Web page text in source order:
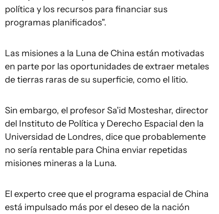
política y los recursos para financiar sus
programas planificados".
Las misiones a la Luna de China están motivadas
en parte por las oportunidades de extraer metales
de tierras raras de su superficie, como el litio.
Sin embargo, el profesor Sa'id Mosteshar, director
del Instituto de Política y Derecho Espacial den la
Universidad de Londres, dice que probablemente
no sería rentable para China enviar repetidas
misiones mineras a la Luna.
El experto cree que el programa espacial de China
está impulsado más por el deseo de la nación